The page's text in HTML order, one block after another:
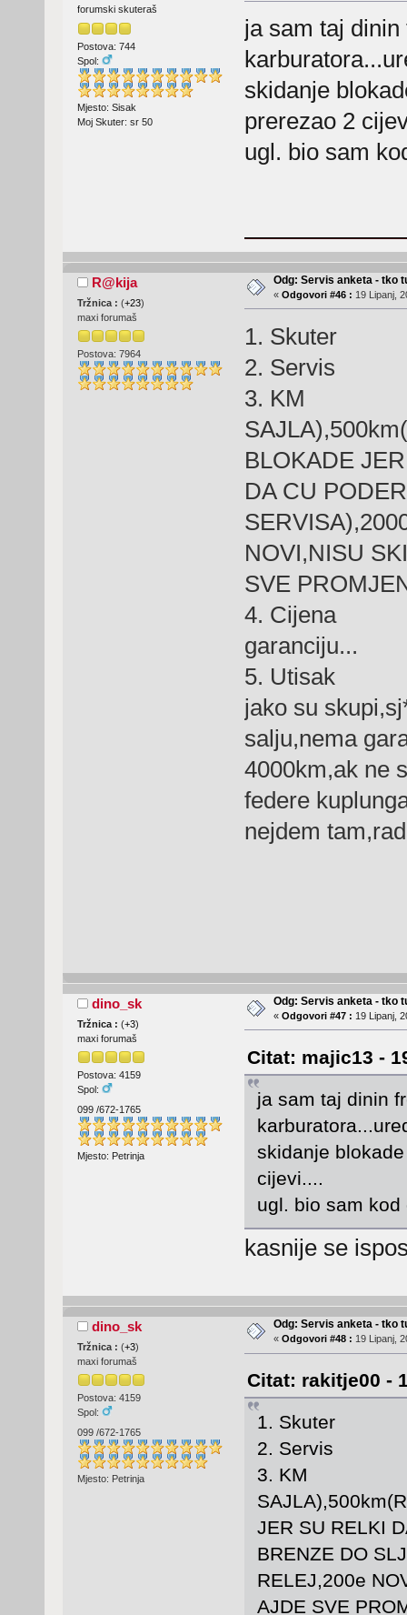
forumski skuteraš
Postova: 744
Spol:
Mjesto: Sisak
Moj Skuter: sr 50
ja sam taj
skidanje
prerezao 2
ugl. bio sam
R@kija
Tržnica : (+23)
maxi forumaš
Postova: 7964
Odg: Servis anketa - tko
« Odgovori #46 : 19 Lipanj,
1. Skuter
2. Servis
3. KM
BLOKADE
DA CU
NOVI,NISU
SVE
4. Cijena
garanciju...
5. Utisak
jako su
salju,nema
4000km,ak ne
federe
nejdem
dino_sk
Tržnica : (+3)
maxi forumaš
Postova: 4159
Spol:
099 /672-1765
Mjesto: Petrinja
Odg: Servis anketa - tko
« Odgovori #47 : 19 Lipanj,
Citat: majic13 -
ja sam taj dinin
skidanje
cijevi....
ugl. bio sam
kasnije se
dino_sk
Tržnica : (+3)
maxi forumaš
Postova: 4159
Spol:
099 /672-1765
Mjesto: Petrinja
Odg: Servis anketa - tko
« Odgovori #48 : 19 Lipanj,
Citat: rakitje00 -
1. Skuter
2. Servis
3. KM
JER SU RELKI
BRENZE DO
RELEJ,200e
AJDE SVE